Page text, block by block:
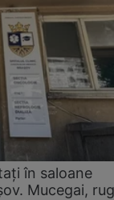
în saloane
Mucegai,